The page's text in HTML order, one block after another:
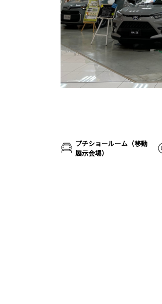
プチショールーム（移動
展示会場）